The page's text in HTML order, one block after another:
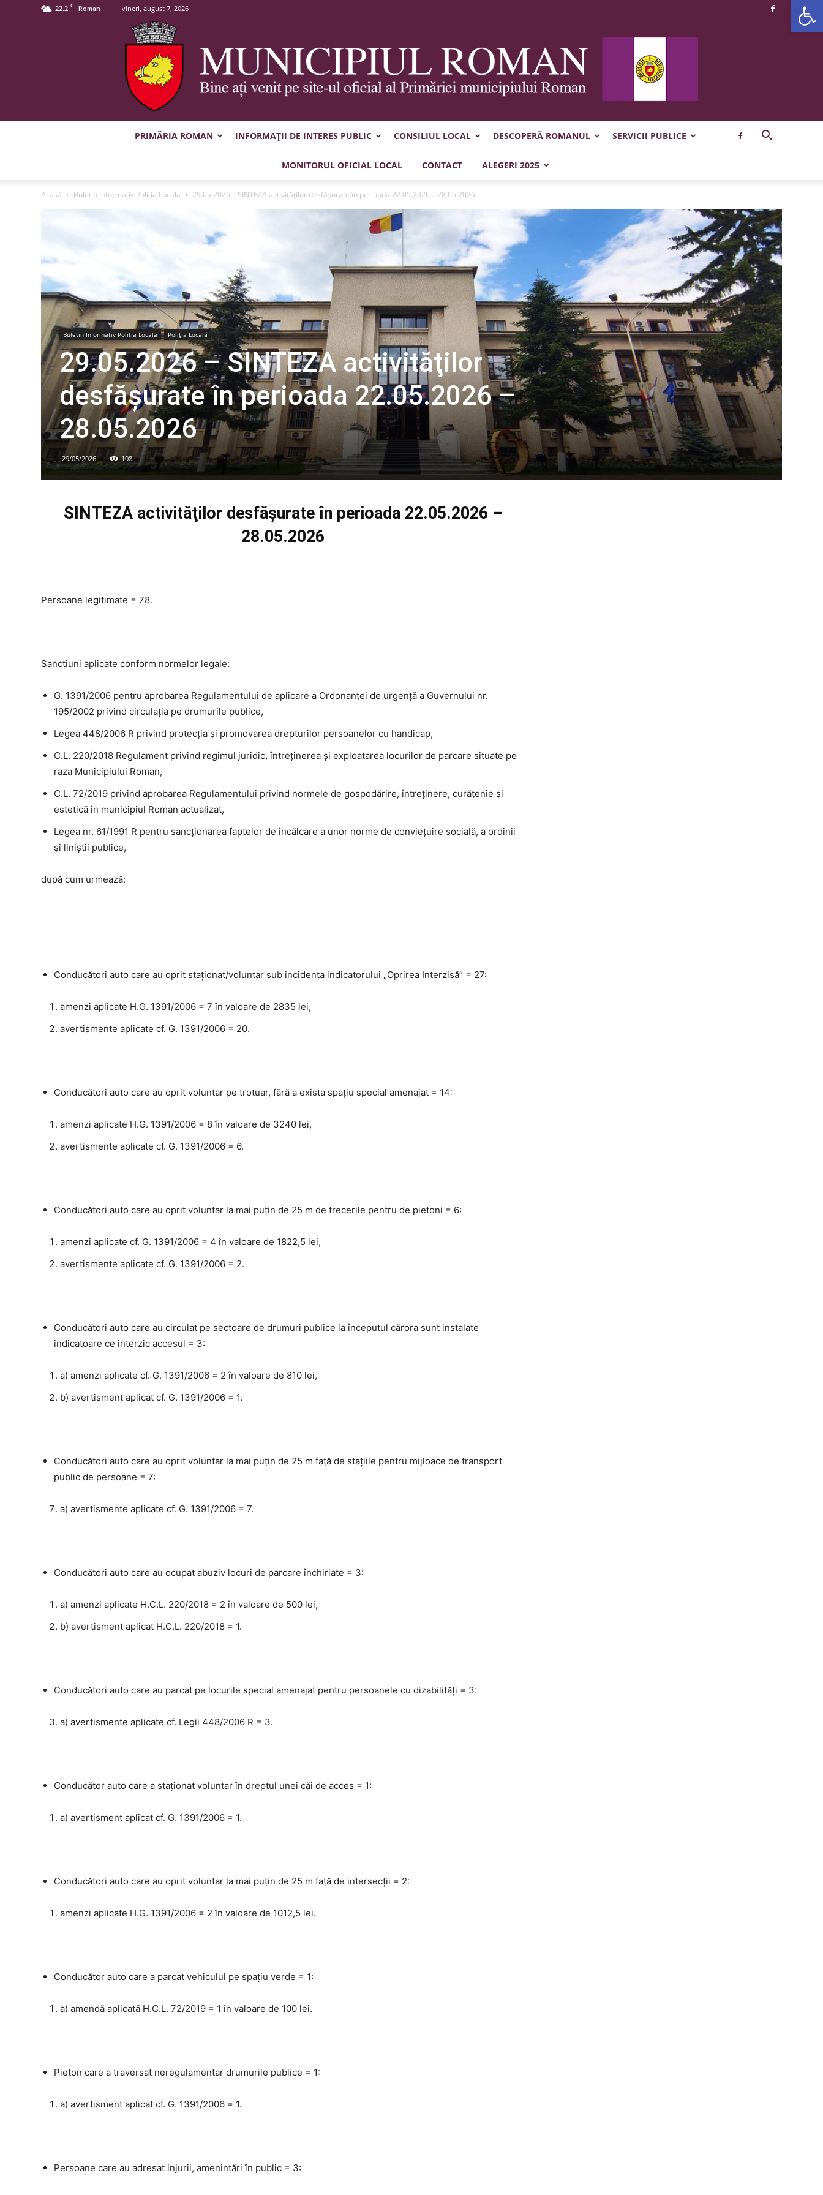
22.2 C Roman vineri, august 7, 2026
Municipiul
PRIMĂRIA ROMAN INFORMAȚII DE INTERES PUBLIC CONSILIUL LOCAL DESCOPERĂ ROMANUL SERVICII PUBLICE
MONITORUL OFICIAL LOCAL CONTACT ALEGERI 2025
Acasă Buletin Informativ Politia Locala 29.05.2026 – SINTEZA activităţilor desfăşurate în perioada 22.05.2026 – 28.05.2026
Buletin Informativ Politia Locala Poliția Locală
29.05.2026 – SINTEZA activităţilor
desfăşurate în perioada 22.05.2026 –
28.05.2026
29/05/2026 108
SINTEZA activităţilor desfăşurate în perioada 22.05.2026 –
28.05.2026
Persoane legitimate = 78.
Sancțiuni aplicate conform normelor legale:
G. 1391/2006 pentru aprobarea Regulamentului de aplicare a Ordonanţei de urgenţă a Guvernului nr.
195/2002 privind circulaţia pe drumurile publice,
Legea 448/2006 R privind protecţia şi promovarea drepturilor persoanelor cu handicap,
C.L. 220/2018 Regulament privind regimul juridic, întreţinerea şi exploatarea locurilor de parcare situate pe
raza Municipiului Roman,
C.L. 72/2019 privind aprobarea Regulamentului privind normele de gospodărire, întreţinere, curăţenie şi
estetică în municipiul Roman actualizat,
Legea nr. 61/1991 R pentru sancţionarea faptelor de încălcare a unor norme de convieţuire socială, a ordinii
şi liniştii publice,
după cum urmează:
Conducători auto care au oprit staționat/voluntar sub incidenţa indicatorului „Oprirea Interzisă” = 27:
amenzi aplicate H.G. 1391/2006 = 7 în valoare de 2835 lei,
avertismente aplicate cf. G. 1391/2006 = 20.
Conducători auto care au oprit voluntar pe trotuar, fără a exista spaţiu special amenajat = 14:
amenzi aplicate H.G. 1391/2006 = 8 în valoare de 3240 lei,
avertismente aplicate cf. G. 1391/2006 = 6.
Conducători auto care au oprit voluntar la mai puţin de 25 m de trecerile pentru de pietoni = 6:
amenzi aplicate cf. G. 1391/2006 = 4 în valoare de 1822,5 lei,
avertismente aplicate cf. G. 1391/2006 = 2.
Conducători auto care au circulat pe sectoare de drumuri publice la începutul cărora sunt instalate
indicatoare ce interzic accesul = 3:
a) amenzi aplicate cf. G. 1391/2006 = 2 în valoare de 810 lei,
b) avertisment aplicat cf. G. 1391/2006 = 1.
Conducători auto care au oprit voluntar la mai puţin de 25 m faţă de staţiile pentru mijloace de transport
public de persoane = 7:
a) avertismente aplicate cf. G. 1391/2006 = 7.
Conducători auto care au ocupat abuziv locuri de parcare închiriate = 3:
a) amenzi aplicate H.C.L. 220/2018 = 2 în valoare de 500 lei,
b) avertisment aplicat H.C.L. 220/2018 = 1.
Conducători auto care au parcat pe locurile special amenajat pentru persoanele cu dizabilităţi = 3:
a) avertismente aplicate cf. Legii 448/2006 R = 3.
Conducător auto care a staţionat voluntar în dreptul unei căi de acces = 1:
a) avertisment aplicat cf. G. 1391/2006 = 1.
Conducători auto care au oprit voluntar la mai puţin de 25 m față de intersecții = 2:
amenzi aplicate H.G. 1391/2006 = 2 în valoare de 1012,5 lei.
Conducător auto care a parcat vehiculul pe spațiu verde = 1:
a) amendă aplicată H.C.L. 72/2019 = 1 în valoare de 100 lei.
Pieton care a traversat neregulamentar drumurile publice = 1:
a) avertisment aplicat cf. G. 1391/2006 = 1.
Persoane care au adresat injurii, amenințări în public = 3: